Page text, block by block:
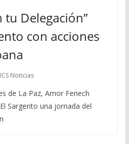
tu Delegación”
con acciones
Noticias
de La Paz, Amor Fenech
Sargento una jornada del